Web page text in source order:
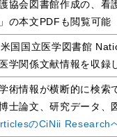
協会図書館作成の、看
の本文PDFも閲覧可能
国国立医学図書館
学関係文献情報を収録
術情報が横断的に検索
士論文、研究データ、
のCiNii Research